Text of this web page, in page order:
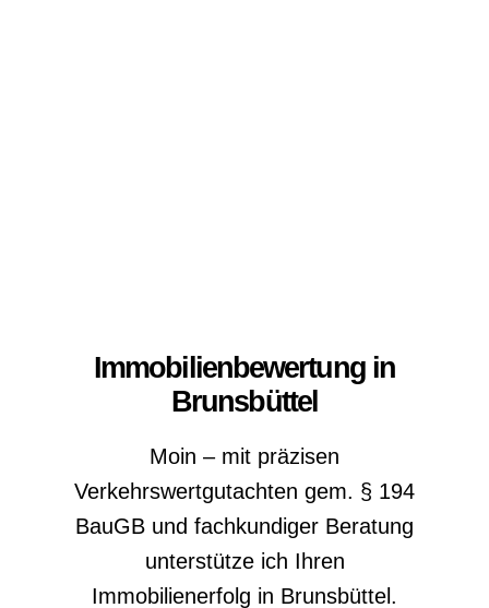
Immobilienbewertung in
Brunsbüttel
Moin – mit präzisen
Verkehrswertgutachten gem. § 194
BauGB und fachkundiger Beratung
unterstütze ich Ihren
Immobilienerfolg in Brunsbüttel.